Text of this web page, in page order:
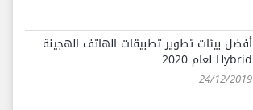
أفضل بيئات تطوير تطبيقات الهاتف الهجينة
Hybrid لعام 2020
24/12/2019